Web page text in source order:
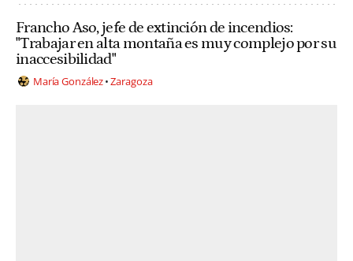
Francho Aso, jefe de extinción de incendios:
"Trabajar en alta montaña es muy complejo por su
inaccesibilidad"
María González Zaragoza